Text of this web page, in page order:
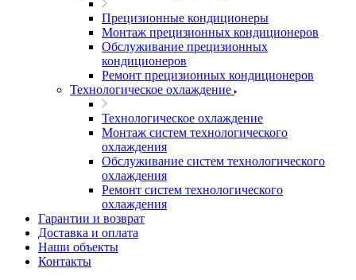
Прецизионные кондиционеры
Монтаж прецизионных кондиционеров
Обслуживание прецизионных
кондиционеров
Ремонт прецизионных кондиционеров
Технологическое охлаждение
Технологическое охлаждение
Монтаж систем технологического
охлаждения
Обслуживание систем технологического
охлаждения
Ремонт систем технологического
охлаждения
Гарантии и возврат
Доставка и оплата
Наши объекты
Контакты